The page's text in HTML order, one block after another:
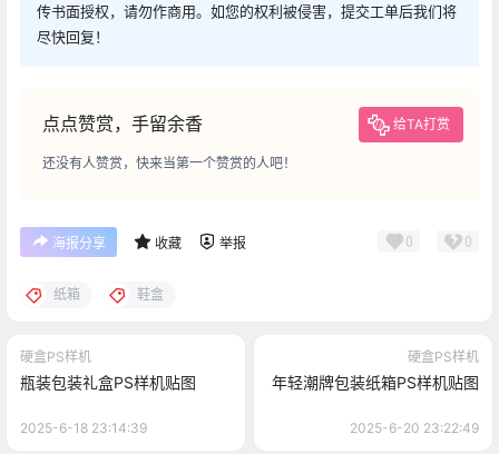
传书面授权，请勿作商用。如您的权利被侵害，提交工单后我们将
尽快回复！
点点赞赏，手留余香 给TA打赏
还没有人赞赏，快来当第一个赞赏的人吧！
海报分享 收藏 举报 0 0
纸箱 鞋盒
硬盒PS样机
瓶装包装礼盒PS样机贴图
2025-6-18 23:14:39
硬盒PS样机
年轻潮牌包装纸箱PS样机贴图
2025-6-20 23:22:49